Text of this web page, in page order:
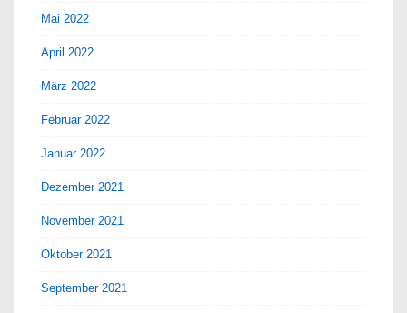
Mai 2022
April 2022
März 2022
Februar 2022
Januar 2022
Dezember 2021
November 2021
Oktober 2021
September 2021